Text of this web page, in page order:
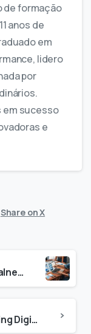
de formação
anos de
em
lidero
por
em sucesso
e
Share on X
Agência de Marketing em Balneário Camboriú – SC: Aumente seus leads e vendas com uma empresa especializada em marketing digital
A importância do Marketing Digital para imobiliárias